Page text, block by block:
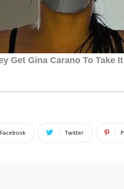
Facebook Twitter